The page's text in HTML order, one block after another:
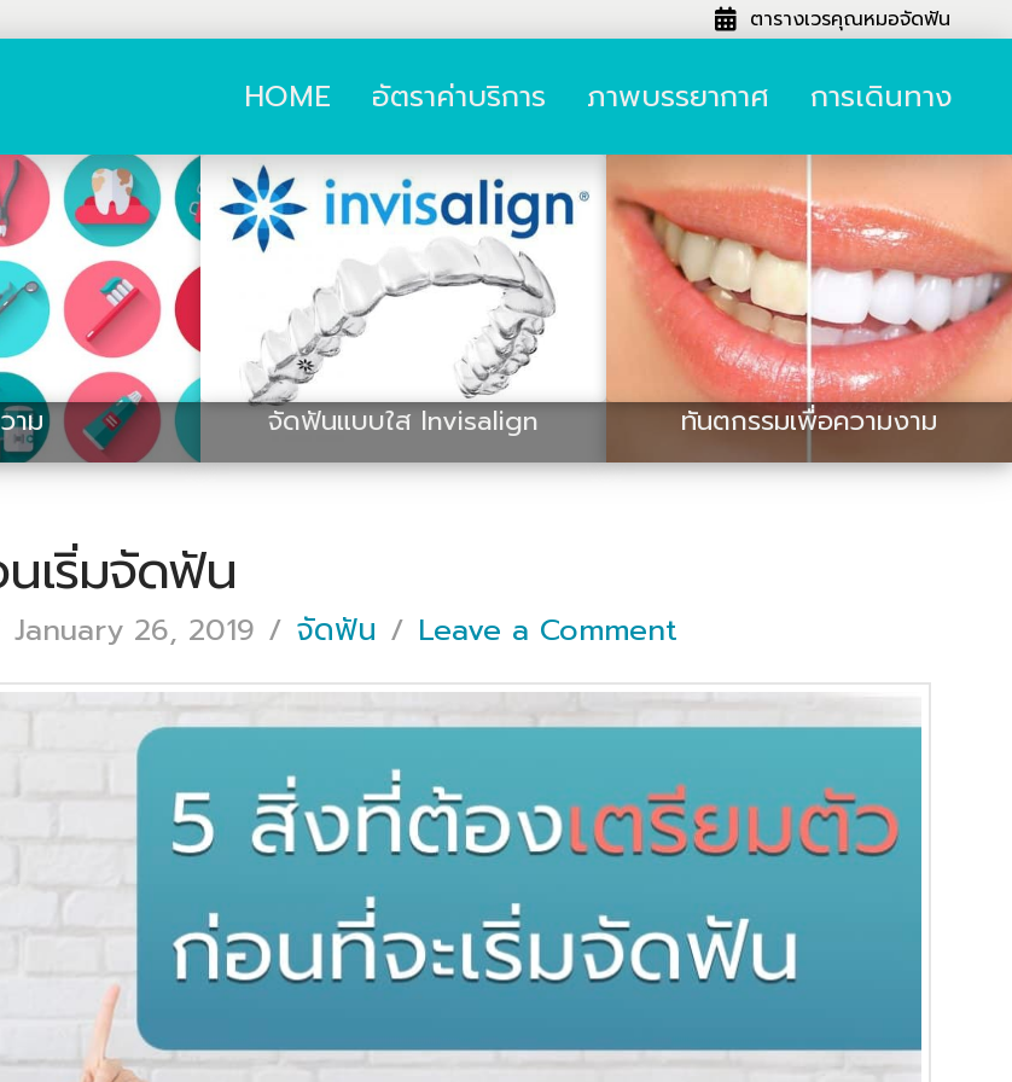
ตารางเวรคุณหมอจัดฟัน
HOME อัตราค่าบริการ ภาพบรรยากาศ การเดินทาง
าม จัดฟันแบบใส Invisalign ทันตกรรมเพื่อความงาม
เริ่มจัดฟัน
January 26, 2019 จัดฟัน Leave a Comment